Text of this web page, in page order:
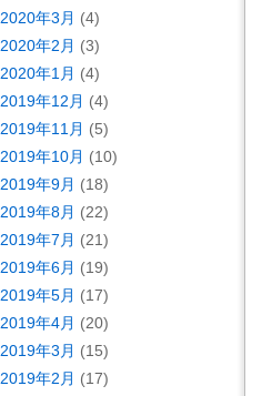
2020年3月 (4)
2020年2月 (3)
2020年1月 (4)
2019年12月 (4)
2019年11月 (5)
2019年10月 (10)
2019年9月 (18)
2019年8月 (22)
2019年7月 (21)
2019年6月 (19)
2019年5月 (17)
2019年4月 (20)
2019年3月 (15)
2019年2月 (17)